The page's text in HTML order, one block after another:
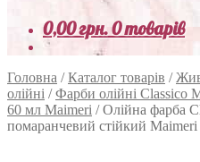
0,00грн.0 товарів
Головна /Каталог товарів /
олійні /Фарби олійні Classico
60 мл Maimeri /Олійна фарба
помаранчевий стійкий Maimeri